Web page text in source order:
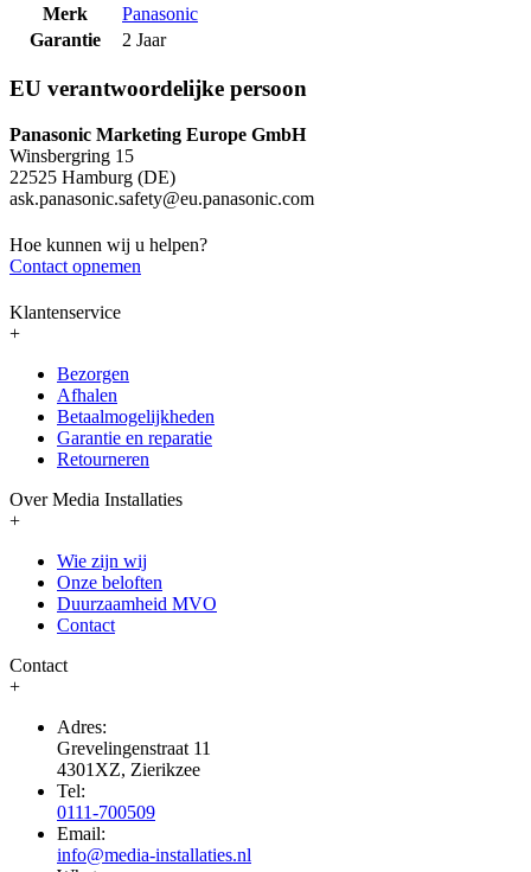
Merk
Panasonic
Garantie
2 Jaar
EU verantwoordelijke persoon
Panasonic Marketing Europe GmbH
Winsbergring 15
22525 Hamburg (DE)
ask.panasonic.safety@eu.panasonic.com
Hoe kunnen wij u helpen?
Contact opnemen
Klantenservice
+
Bezorgen
Afhalen
Betaalmogelijkheden
Garantie en reparatie
Retourneren
Over Media Installaties
+
Wie zijn wij
Onze beloften
Duurzaamheid MVO
Contact
Contact
+
Adres:
Grevelingenstraat 11
4301XZ, Zierikzee
Tel:
0111-700509
Email:
info@media-installaties.nl